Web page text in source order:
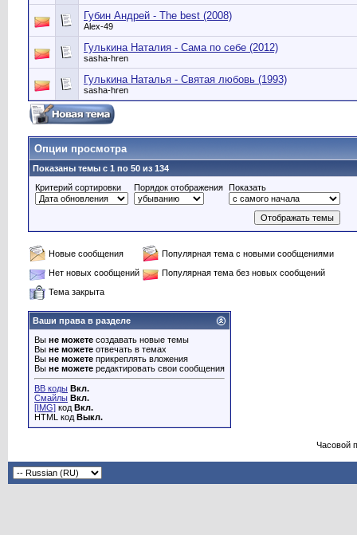
Губин Андрей - The best (2008)
Alex-49
Гулькина Наталия - Сама по себе (2012)
sasha-hren
Гулькина Наталья - Святая любовь (1993)
sasha-hren
Опции просмотра
Показаны темы с 1 по 50 из 134
Критерий сортировки
Порядок отображения Показать
Новые сообщения
Популярная тема с новыми сообщениями
Нет новых сообщений
Популярная тема без новых сообщений
Тема закрыта
Ваши права в разделе
Вы не можете создавать новые темы
Вы не можете отвечать в темах
Вы не можете прикреплять вложения
Вы не можете редактировать свои сообщения
BB коды Вкл.
Смайлы Вкл.
[IMG] код Вкл.
HTML код Выкл.
Часовой